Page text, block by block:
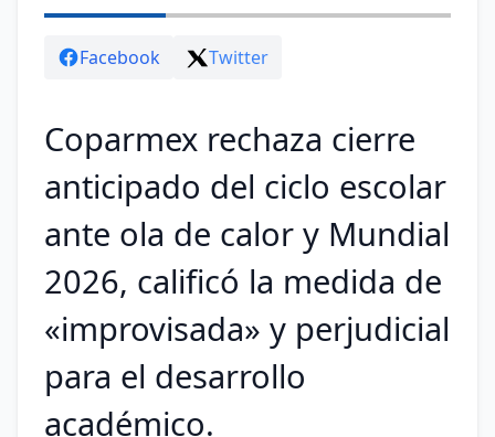
Facebook Twitter
Coparmex rechaza cierre
anticipado del ciclo escolar
ante ola de calor y Mundial
2026, calificó la medida de
«improvisada» y perjudicial
para el desarrollo
académico.